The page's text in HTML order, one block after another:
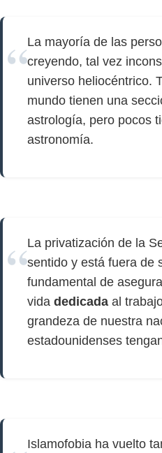
La mayoría de las
creyendo, tal vez
universo heliocéntrico.
mundo tienen una
astrología, pero pocos
astronomía.
La privatización de la
sentido y está fuera de
fundamental de
vida dedicada al
grandeza de nuestra
estadounidenses
Islamofobia ha vuelto